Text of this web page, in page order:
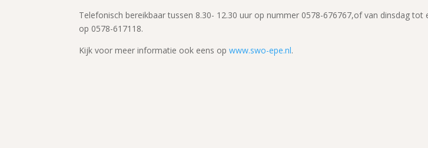
Telefonisch bereikbaar tussen 8.30- 12.30 uur op nummer 0578-676767,of van dinsdag tot
op 0578-617118.
Kijk voor meer informatie ook eens opwww.swo-epe.nl.